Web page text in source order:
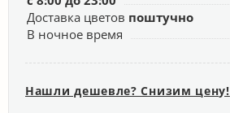
Доставка цветов поштучно
В ночное время
Нашли дешевле? Снизим цену!